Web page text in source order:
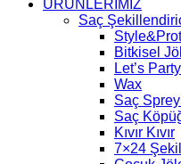
ÜRÜNLERİMİZ
Saç
Bitkisel
Let’s
Wax
Saç
Saç
Kıvır Kıvır
7×24